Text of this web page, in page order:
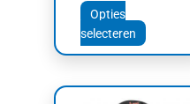
Opties
selecteren